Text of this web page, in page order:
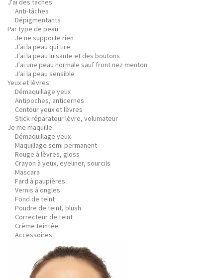
J'ai des taches
Anti-tâches
Dépigmentants
Par type de peau
Je ne supporte rien
J'ai la peau qui tire
J'ai la peau luisante et des boutons
J'ai une peau normale sauf front nez menton
J'ai la peau sensible
Yeux et lèvres
Démaquillage yeux
Antipoches, anticernes
Contour yeux et lèvres
Stick réparateur lèvre, volumateur
Je me maquille
Démaquillage yeux
Maquillage semi permanent
Rouge à lèvres, gloss
Crayon à yeux, eyeliner, sourcils
Mascara
Fard à paupières
Vernis à ongles
Fond de teint
Poudre de teint, blush
Correcteur de teint
Crème teintée
Accessoires